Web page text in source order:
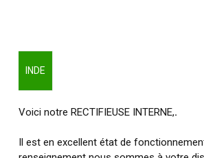
INDE
Voici notre RECTIFIEUSE INTERNE,.
Il est en excellent état de